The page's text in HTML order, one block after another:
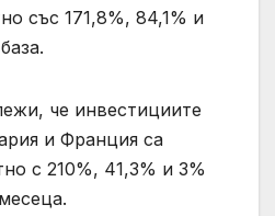
със 171,8%, 84,1% и
че инвестициите
и Франция са
с 210%, 41,3% и 3%